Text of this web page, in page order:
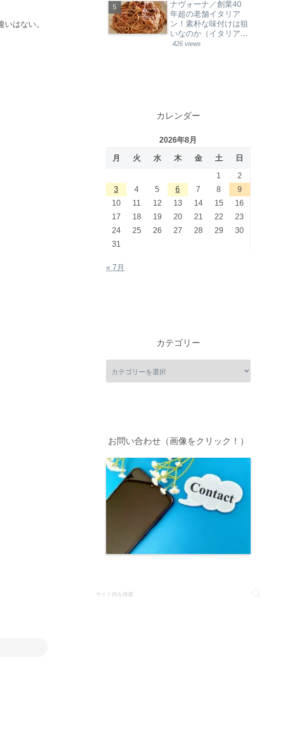
はない。
ナヴォーナ／創業40
年超の老舗イタリア
ン！素朴な味付けは狙
いなのか（イタリア料
理・西区草津新町）
426 views
カレンダー
2026年8月
月 火 水 木 金 土 日
1
2
3
4 5 6 7 8
9
10
11 12 13 14 15
16
17
18 19 20 21 22
23
24
25 26 27 28 29
30
31
« 7月
カテゴリー
お問い合わせ（画像をクリック！）